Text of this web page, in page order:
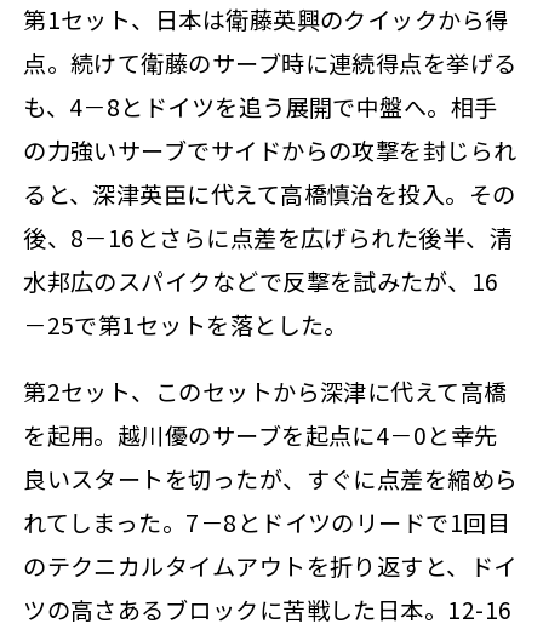
第1セット、日本は衛藤英興のクイックから得
点。続けて衛藤のサーブ時に連続得点を挙げる
も、4－8とドイツを追う展開で中盤へ。相手
の力強いサーブでサイドからの攻撃を封じられ
ると、深津英臣に代えて高橋慎治を投入。その
後、8－16とさらに点差を広げられた後半、清
水邦広のスパイクなどで反撃を試みたが、16
－25で第1セットを落とした。
第2セット、このセットから深津に代えて高橋
を起用。越川優のサーブを起点に4－0と幸先
良いスタートを切ったが、すぐに点差を縮めら
れてしまった。7－8とドイツのリードで1回目
のテクニカルタイムアウトを折り返すと、ドイ
ツの高さあるブロックに苦戦した日本。12-16